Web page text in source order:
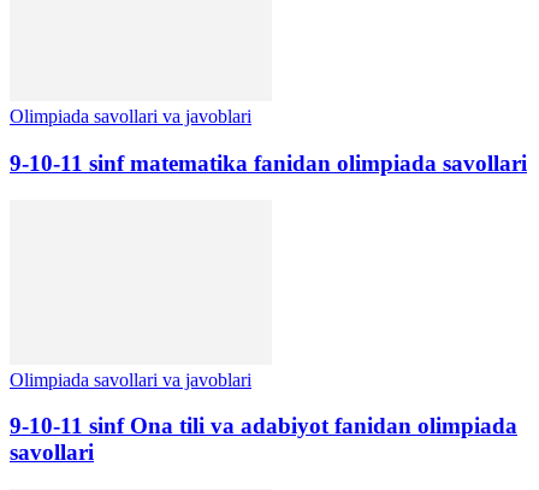
Olimpiada savollari va javoblari
9-10-11 sinf matematika fanidan olimpiada savollari
Olimpiada savollari va javoblari
9-10-11 sinf Ona tili va adabiyot fanidan olimpiada
savollari